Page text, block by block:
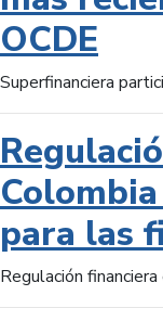
OCDE
Superfinanciera
para las
Regulación